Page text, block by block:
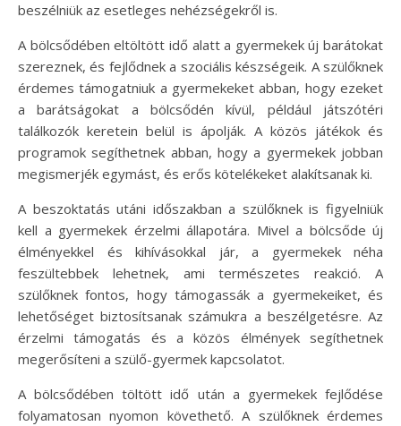
beszélniük az esetleges nehézségekről is.
A bölcsődében eltöltött idő alatt a gyermekek új barátokat
szereznek, és fejlődnek a szociális készségeik. A szülőknek
érdemes támogatniuk a gyermekeket abban, hogy ezeket
a barátságokat a bölcsődén kívül, például játszótéri
találkozók keretein belül is ápolják. A közös játékok és
programok segíthetnek abban, hogy a gyermekek jobban
megismerjék egymást, és erős kötelékeket alakítsanak ki.
A beszoktatás utáni időszakban a szülőknek is figyelniük
kell a gyermekek érzelmi állapotára. Mivel a bölcsőde új
élményekkel és kihívásokkal jár, a gyermekek néha
feszültebbek lehetnek, ami természetes reakció. A
szülőknek fontos, hogy támogassák a gyermekeiket, és
lehetőséget biztosítsanak számukra a beszélgetésre. Az
érzelmi támogatás és a közös élmények segíthetnek
megerősíteni a szülő-gyermek kapcsolatot.
A bölcsődében töltött idő után a gyermekek fejlődése
folyamatosan nyomon követhető. A szülőknek érdemes